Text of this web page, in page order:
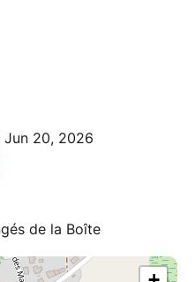
Jun 20, 2026
de la Boîte